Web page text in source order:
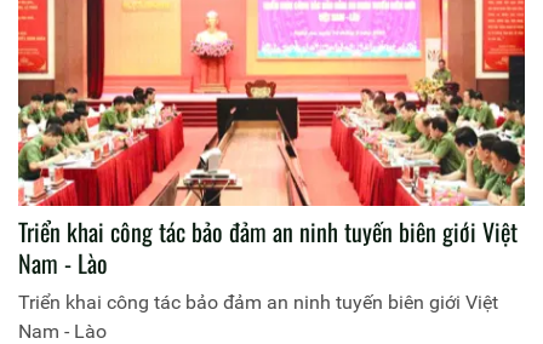
Triển khai công tác bảo đảm an ninh tuyến biên giới Việt
Nam - Lào
Triển khai công tác bảo đảm an ninh tuyến biên giới Việt
Nam - Lào